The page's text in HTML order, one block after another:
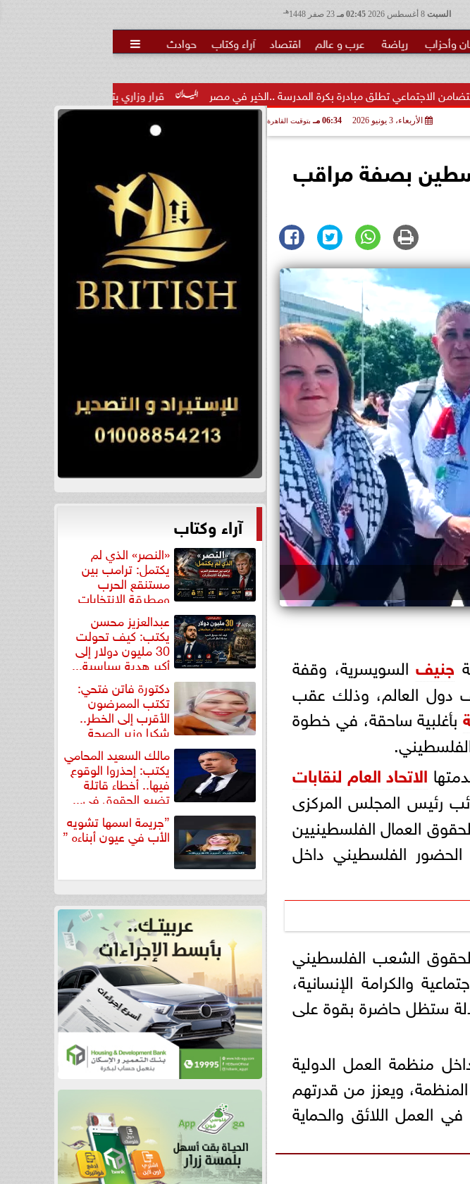
السبت 02:45 مـ هـ
وأحزاب رياضة عرب و عالم اقتصاد آراء وكتاب حوادث 
قرار وزاري بتكليف الدكتور تامر عاطف مدكور مديرًا مبادرة بكرة المدرسة ..الخير في مصر
الأربعاء، 3 يونيو 2026 06:34 مـ بتوقيت القاهرة
بصفة مراقب
جنيفالسويسرية، وقفة
دول العالم، وذلك عقب
بأغلبية ساحقة، في خطوة
الاتحاد العام لنقابات
رئيس المجلس المركزى
لحقوق العمال الفلسطينيين
الحضور الفلسطيني داخل
لحقوق الشعب الفلسطيني
والكرامة الإنسانية،
ستظل حاضرة بقوة على
منظمة العمل الدولية
ويعزز من قدرتهم
العمل اللائق والحماية
آراء وكتاب
«النصر» الذي لم
يكتمل: ترامب بين
مستنقع الحرب
ومطرقة الانتخابات
عبدالعزيز محسن
يكتب: كيف تحولت
30 مليون دولار إلى
أكبر هدية سياسية...
دكتورة فاتن فتحي:
تكتب الممرضون
الأقرب إلى الخطر..
شكرا وزير الصحة
لتكريم... مالك السعيد المحامي
يكتب: إحذروا الوقوع
فيها.. أخطاء قاتلة
تضيع الحقوق في...
”جريمة اسمها تشويه
الأب في عيون أبناءه ”